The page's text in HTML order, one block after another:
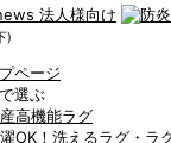
)
ページ
選ぶ
高機能ラグ
OK！洗えるラグ・ラ